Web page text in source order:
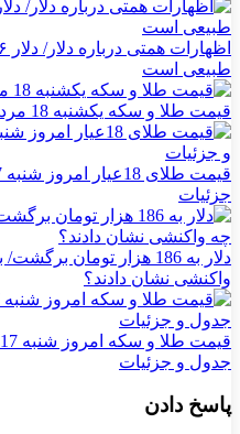
طبیعی است
قیمت طلا و سکه یکشنبه 18 مرداد+ جدول
جزئیات
دلار به 186 هزار تومان
واکنشی نشان دادند؟
جدول و جزئیات
پاسخ دادن